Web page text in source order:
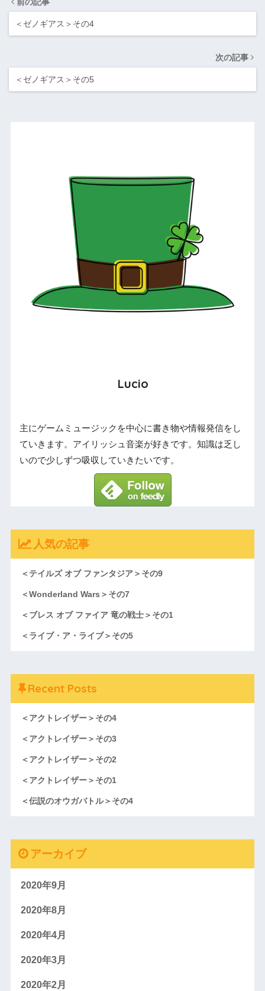
前の記事
＜ゼノギアス＞その4
次の記事
＜ゼノギアス＞その5
Lucio
主にゲームミュージックを中心に書き物や情報発信をし
ていきます。アイリッシュ音楽が好きです。知識は乏し
いので少しずつ吸収していきたいです。
人気の記事
＜テイルズ オブ ファンタジア＞その9
＜Wonderland Wars＞その7
＜ブレス オブ ファイア 竜の戦士＞その1
＜ライブ・ア・ライブ＞その5
Recent Posts
＜アクトレイザー＞その4
＜アクトレイザー＞その3
＜アクトレイザー＞その2
＜アクトレイザー＞その1
＜伝説のオウガバトル＞その4
アーカイブ
2020年9月
2020年8月
2020年4月
2020年3月
2020年2月